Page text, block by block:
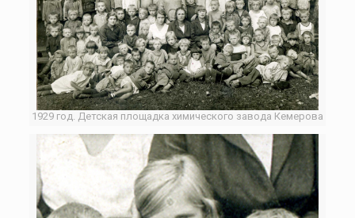
1929 год. Детская площадка химического завода Кемерова